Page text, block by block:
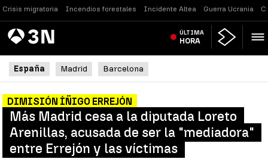
Crisis migratoria Incendios forestales Incidente Altea Guerra Ucrania
AntenaNoticias ÚLTIMA
HORA
España Madrid Barcelona
DIMISIÓN ÍÑIGO ERREJÓN
Más Madrid cesa a la diputada Loreto
Arenillas, acusada de ser la "mediadora"
entre Errejón y las víctimas